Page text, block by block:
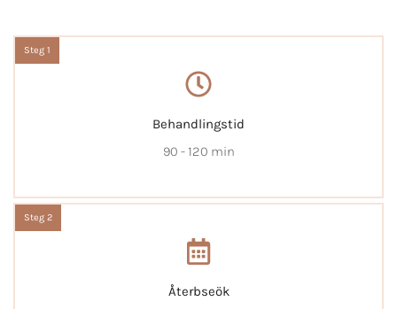
Behandlingstid
90 - 120 min
Steg 1
Återbseök
Steg 2